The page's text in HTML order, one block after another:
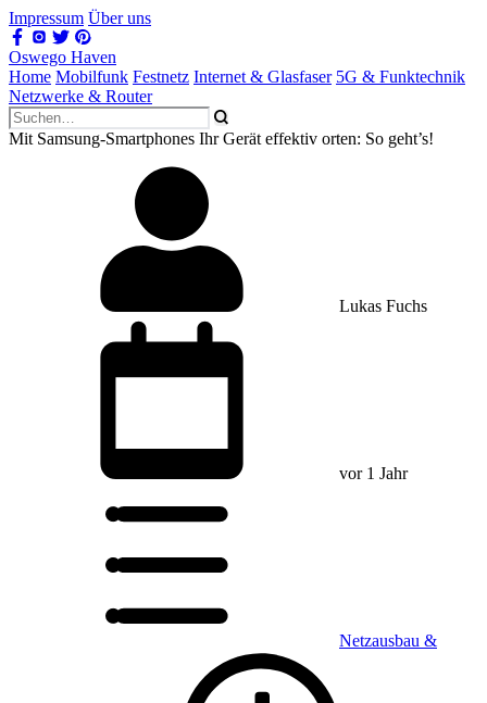
Impressum Über uns
Oswego Haven
Home Mobilfunk Festnetz Internet & Glasfaser 5G & Funktechnik
Netzwerke & Router
Mit Samsung-Smartphones Ihr Gerät effektiv orten: So geht’s!
Lukas Fuchs
vor 1 Jahr
Netzausbau &